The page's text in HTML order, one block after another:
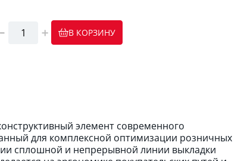
В КОРЗИНУ
элемент современного
для комплексной оптимизации розничных
сплошной и непрерывной линии выкладки